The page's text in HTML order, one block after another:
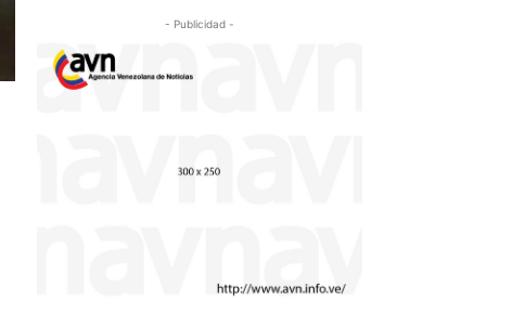
- Publicidad -